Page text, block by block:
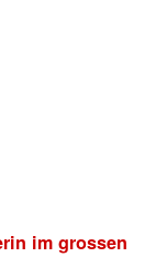
im grossen